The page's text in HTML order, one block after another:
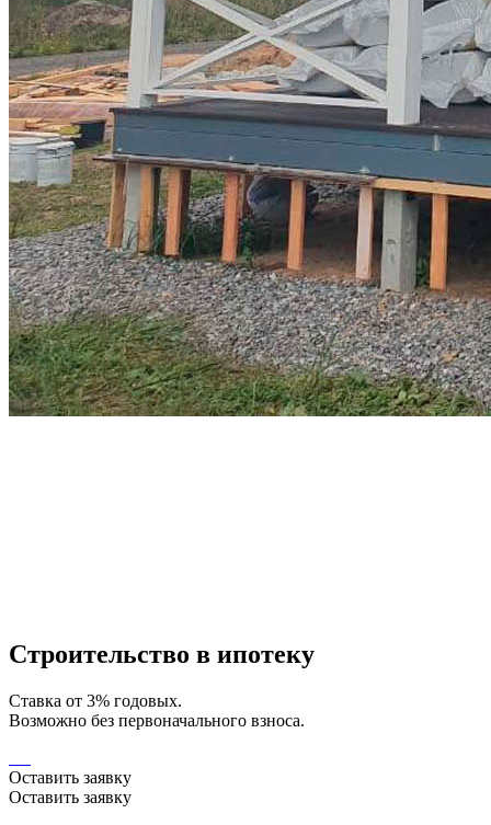
Строительство в ипотеку
Ставка от 3% годовых.
Возможно без первоначального взноса.
Оставить заявку
Оставить заявку